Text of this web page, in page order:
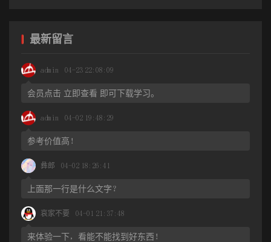
及情感深度、思想高度和艺术审美境界。而对于一个民族的诗的品
与语言的形象表达和形式创造，逐渐凝聚、不断积淀，并反复淘滤
和提升出来的这一民族的综合性的民族自我意识与人类意识，民族
所达观的该民族全方位的文明程度。一句话，诗的品质，是一个民
族自我认同与他人认同的内在标准，是创造自我与创造世界的能量
源。在彝族民间口头传统中，诗的品质表现为：
第一，根骨观念支配下的溯源品质。
为是原始民族本位思想与血亲意识在阶级社会的一种延伸与扩张。
这主要是从社会历史层面分析的结果。而从文学艺术的角度去分
最新留言
admin 04-23 22:08:09
会员点击 立即查看 即可下载学习。
admin 04-02 19:48:29
参考价值高！
彝郎 04-02 18:26:41
上面那一行是什么文字？
哀家不要 04-01 21:37:48
来体验一下，看能不能找到好东西！